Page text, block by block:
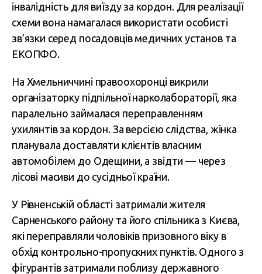
інвалідність для виїзду за кордон. Для реалізації
схеми вона намагалася використати особисті
зв’язки серед посадовців медичних установ та
ЕКОПФО.
На Хмельниччині правоохоронці викрили
організаторку підпільної нарколабораторії, яка
паралельно займалася переправленням
ухилянтів за кордон. За версією слідства, жінка
планувала доставляти клієнтів власним
автомобілем до Одещини, а звідти — через
лісові масиви до сусідньої країни.
У Рівненській області затримали жителя
Сарненського району та його спільника з Києва,
які переправляли чоловіків призовного віку в
обхід контрольно-пропускних пунктів. Одного з
фігурантів затримали поблизу державного